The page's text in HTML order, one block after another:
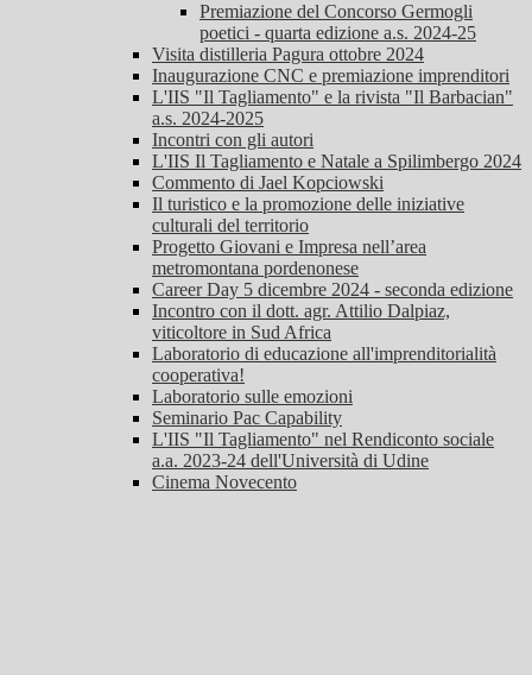
Premiazione del Concorso Germogli
poetici - quarta edizione a.s. 2024-25
Visita distilleria Pagura ottobre 2024
Inaugurazione CNC e premiazione imprenditori
L'IIS "Il Tagliamento" e la rivista "Il Barbacian"
a.s. 2024-2025
Incontri con gli autori
L'IIS Il Tagliamento e Natale a Spilimbergo 2024
Commento di Jael Kopciowski
Il turistico e la promozione delle iniziative
culturali del territorio
Progetto Giovani e Impresa nell’area
metromontana pordenonese
Career Day 5 dicembre 2024 - seconda edizione
Incontro con il dott. agr. Attilio Dalpiaz,
viticoltore in Sud Africa
Laboratorio di educazione all'imprenditorialità
cooperativa!
Laboratorio sulle emozioni
Seminario Pac Capability
L'IIS "Il Tagliamento" nel Rendiconto sociale
a.a. 2023-24 dell'Università di Udine
Cinema Novecento